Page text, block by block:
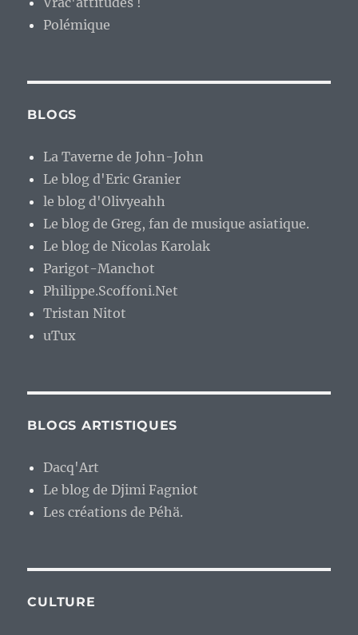
Polémique
BLOGS
La Taverne de John-John
Le blog d'Eric Granier
le blog d'Olivyeahh
Le blog de Greg, fan de musique asiatique.
Le blog de Nicolas Karolak
Parigot-Manchot
Philippe.Scoffoni.Net
Tristan Nitot
uTux
BLOGS ARTISTIQUES
Dacq'Art
Le blog de Djimi Fagniot
Les créations de Péhä.
CULTURE